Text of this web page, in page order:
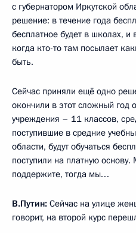
с губернатором Иркутской
решение: в течение года
бесплатное будет в школах, и
когда кто-то там посылает
быть.
Сейчас приняли ещё одно
окончили в этот сложный год
учреждения – 11 классов,
поступившие в средние
области, будут обучаться
поступили на платную
поддержите, тогда мы…
В.Путин: Сейчас на улице
говорит, на второй курс